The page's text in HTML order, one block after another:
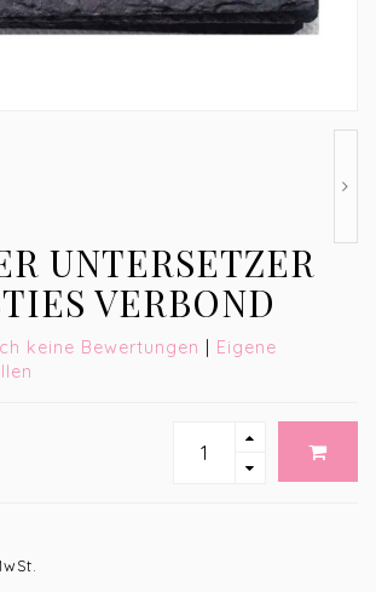
UNTERSETZER
VERBOND
keine Bewertungen | Eigene